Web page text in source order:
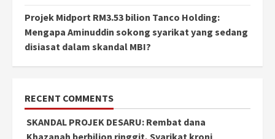
Projek Midport RM3.53 bilion Tanco Holding:
Mengapa Aminuddin sokong syarikat yang sedang
disiasat dalam skandal MBI?
RECENT COMMENTS
SKANDAL PROJEK DESARU: Rembat dana
Khazanah berbilion ringgit, Syarikat kroni